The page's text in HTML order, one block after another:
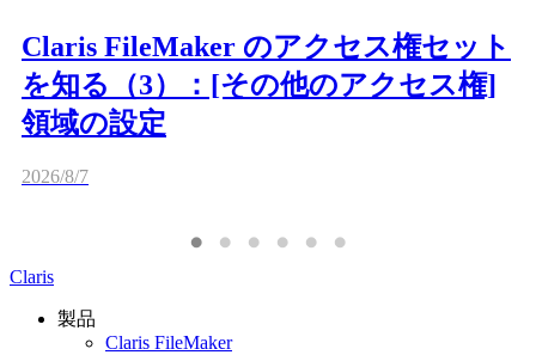
Claris FileMaker のアクセス権セット
を知る（3）：[その他のアクセス権]
領域の設定
2026/8/7
Claris
製品
Claris FileMaker